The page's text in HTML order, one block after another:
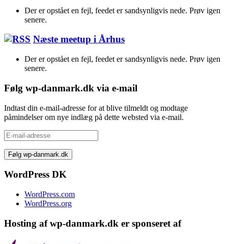
Der er opstået en fejl, feedet er sandsynligvis nede. Prøv igen
senere.
Næste meetup i Århus
Der er opstået en fejl, feedet er sandsynligvis nede. Prøv igen
senere.
Følg wp-danmark.dk via e-mail
Indtast din e-mail-adresse for at blive tilmeldt og modtage
påmindelser om nye indlæg på dette websted via e-mail.
E-
mail-
adresse
WordPress DK
WordPress.com
WordPress.org
Hosting af wp-danmark.dk er sponseret af